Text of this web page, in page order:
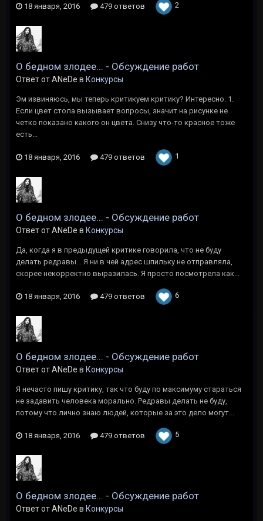
18 января, 2016 479 ответов 2
О бедном злодее... - Обсуждение работ
Ответ от ANeDe в Конкурсы
Эм извиняюсь, мы теперь критикуем критику? Интересно. 1.
Если цвет стола вызывает вопросы, значит на рисунке не
четко показано какого он цвета. Снизу что-то красное тоже
есть...
18 января, 2016 479 ответов 1
О бедном злодее... - Обсуждение работ
Ответ от ANeDe в Конкурсы
Да, когда я в предыдущей критике говорила, что не буду
делать редравы... Я ни в чей адрес шпильку не отправляла,
скорее некорректно выразилась. Я просто посмотрела как...
18 января, 2016 479 ответов 6
О бедном злодее... - Обсуждение работ
Ответ от ANeDe в Конкурсы
Я нечасто пишу критику, так что буду по максимуму стараться
не задавить человека морально. Редравы делать не буду,
потому что лично знаю людей, которые за это дело могут...
18 января, 2016 479 ответов 5
О бедном злодее... - Обсуждение работ
Ответ от ANeDe в Конкурсы